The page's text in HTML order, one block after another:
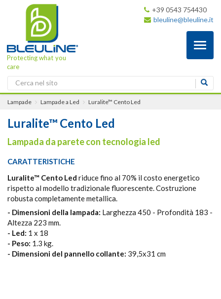
Protecting what you
care
+39 0543 754430
bleuline@bleuline.it
Lampade Lampade a Led Luralite™ Cento Led
Luralite™ Cento Led
Lampada da parete con tecnologia led
CARATTERISTICHE
Luralite™ Cento Led riduce fino al 70% il costo energetico
rispetto al modello tradizionale fluorescente. Costruzione
robusta completamente metallica.
- Dimensioni della lampada: Larghezza 450 - Profondità 183 -
Altezza 223 mm.
- Led: 1 x 18
- Peso: 1.3 kg.
- Dimensioni del pannello collante: 39,5x31 cm